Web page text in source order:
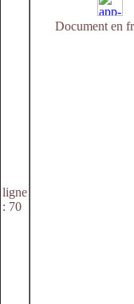
ligne
: 70
Document en